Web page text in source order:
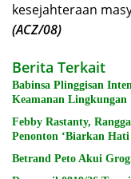
kesejahteraan
(ACZ/08)
Berita Terkait
Babinsa Plinggisan
Keamanan Lingkungan
Febby Rastanty,
Penonton ‘Biarkan Hati
Betrand Peto Akui